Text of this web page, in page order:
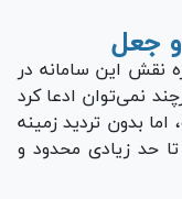
جعل
نقش این سامانه در
نمی‌توان ادعا کرد
بدون تردید زمینه
حد زیادی محدود و